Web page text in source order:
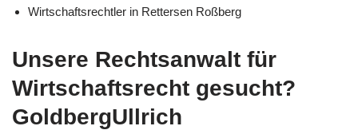
Wirtschaftsrechtler in Rettersen Roßberg
Unsere Rechtsanwalt für
Wirtschaftsrecht gesucht?
GoldbergUllrich